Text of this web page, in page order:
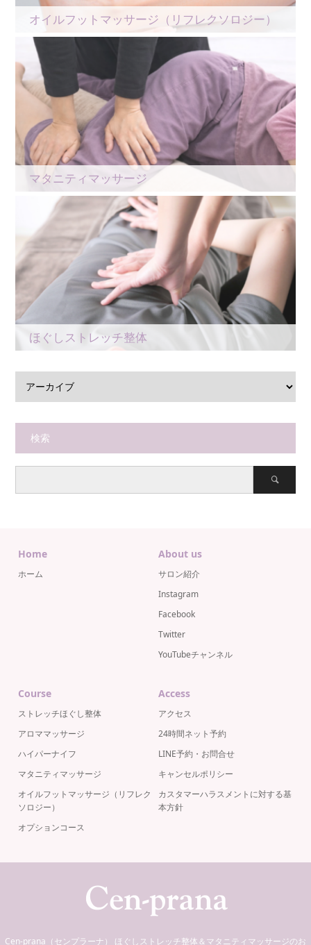
オイルフットマッサージ（リフレクソロジー）
マタニティマッサージ
ほぐしストレッチ整体
検索
Home
ホーム
About us
サロン紹介
Instagram
Facebook
Twitter
YouTubeチャンネル
Course
ストレッチほぐし整体
アロママッサージ
ハイパーナイフ
マタニティマッサージ
オイルフットマッサージ（リフレク
ソロジー）
オプションコース
Access
アクセス
24時間ネット予約
LINE予約・お問合せ
キャンセルポリシー
カスタマーハラスメントに対する基
本方針
Cen-prana（センプラーナ） ほぐしストレッチ整体＆マタニティマッサージのお